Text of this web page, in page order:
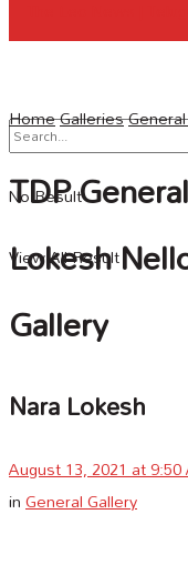
No Result
View All Result
HomeGalleries
TDP
Lokesh
Gallery
Nara Lokesh
August 13, 2021 at
inGeneral Gallery